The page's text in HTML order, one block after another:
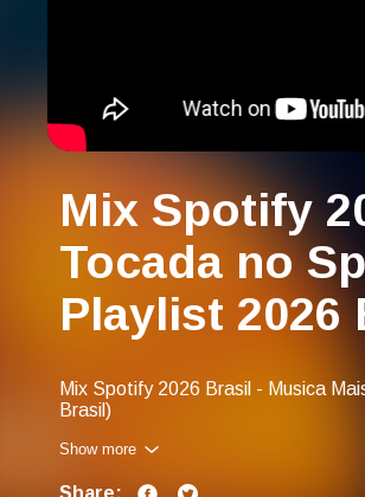
Mix Spotify
Tocada no
Playlist 2026
Mix Spotify 2026 Brasil - Musica
Brasil)
You can also find us with:
Show more
Share: